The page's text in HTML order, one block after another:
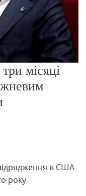
місяці
в США
року